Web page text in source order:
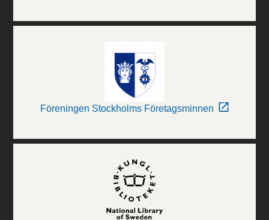
Föreningen Stockholms Företagsminnen